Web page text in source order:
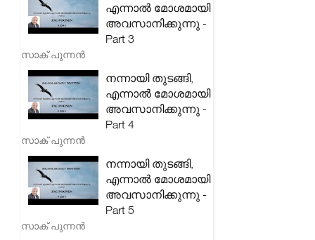
എന്നാൽ മോശമായി
അവസാനിക്കുന്നു -
Part 3
സാക് പുന്നൻ
നന്നായി തുടങ്ങി,
എന്നാൽ മോശമായി
അവസാനിക്കുന്നു -
Part 4
സാക് പുന്നൻ
നന്നായി തുടങ്ങി,
എന്നാൽ മോശമായി
അവസാനിക്കുന്നു -
Part 5
സാക് പുന്നൻ